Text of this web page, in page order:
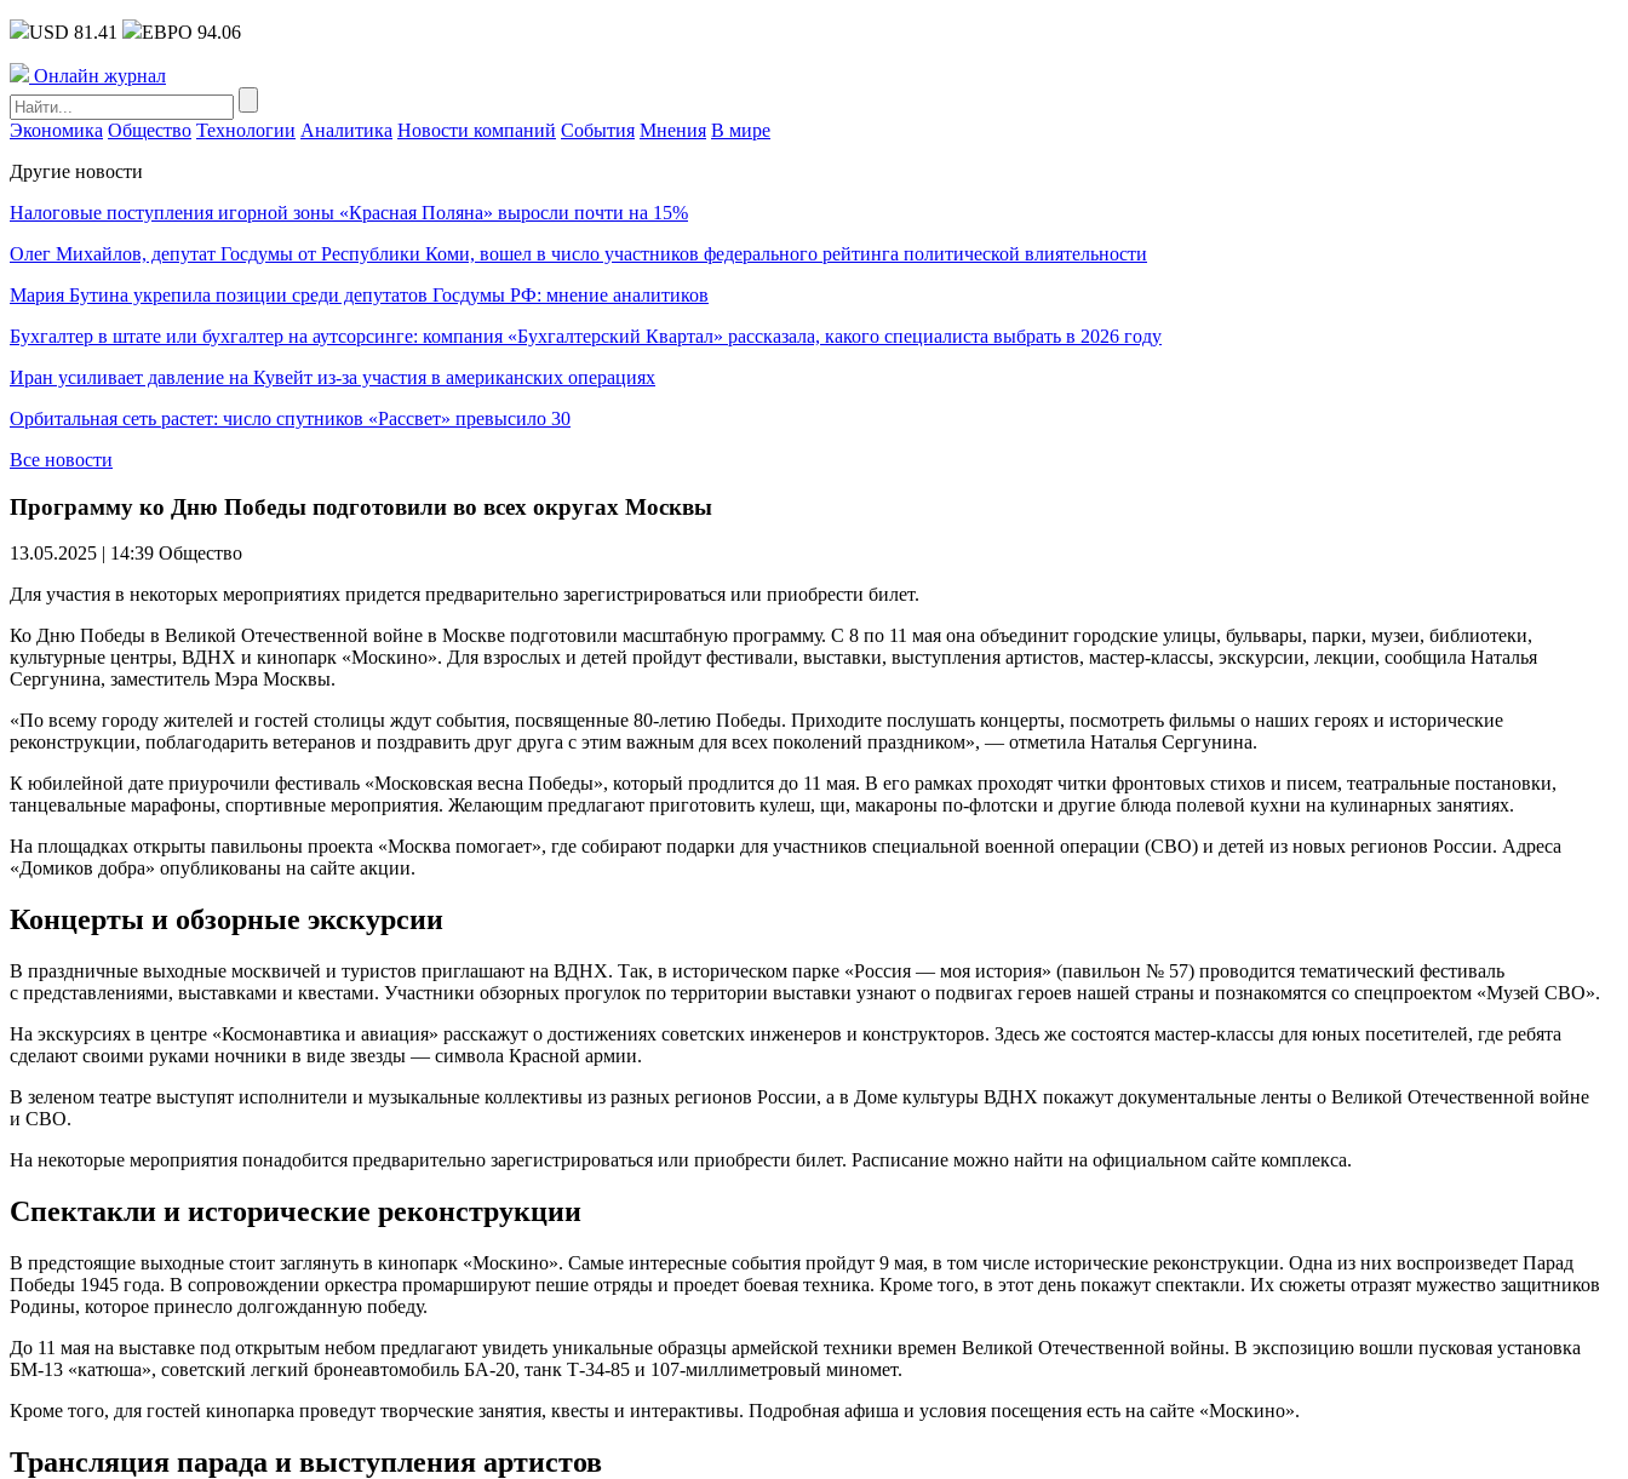
USD 81.41 ЕВРО 94.06
Онлайн журнал
Экономика Общество Технологии Аналитика Новости компаний События Мнения В мире
Другие новости
Налоговые поступления игорной зоны «Красная Поляна» выросли почти на 15%
Олег Михайлов, депутат Госдумы от Республики Коми, вошел в число участников федерального рейтинга политической влиятельности
Мария Бутина укрепила позиции среди депутатов Госдумы РФ: мнение аналитиков
Бухгалтер в штате или бухгалтер на аутсорсинге: компания «Бухгалтерский Квартал» рассказала, какого специалиста выбрать в 2026 году
Иран усиливает давление на Кувейт из-за участия в американских операциях
Орбитальная сеть растет: число спутников «Рассвет» превысило 30
Все новости
Программу ко Дню Победы подготовили во всех округах Москвы
13.05.2025 | 14:39 Общество
Для участия в некоторых мероприятиях придется предварительно зарегистрироваться или приобрести билет.
Ко Дню Победы в Великой Отечественной войне в Москве подготовили масштабную программу. С 8 по 11 мая она объединит городские улицы, бульвары, парки, музеи, библиотеки,
культурные центры, ВДНХ и кинопарк «Москино». Для взрослых и детей пройдут фестивали, выставки, выступления артистов, мастер-классы, экскурсии, лекции, сообщила Наталья
Сергунина, заместитель Мэра Москвы.
«По всему городу жителей и гостей столицы ждут события, посвященные 80-летию Победы. Приходите послушать концерты, посмотреть фильмы о наших героях и исторические
реконструкции, поблагодарить ветеранов и поздравить друг друга с этим важным для всех поколений праздником», — отметила Наталья Сергунина.
К юбилейной дате приурочили фестиваль «Московская весна Победы», который продлится до 11 мая. В его рамках проходят читки фронтовых стихов и писем, театральные постановки,
танцевальные марафоны, спортивные мероприятия. Желающим предлагают приготовить кулеш, щи, макароны по-флотски и другие блюда полевой кухни на кулинарных занятиях.
На площадках открыты павильоны проекта «Москва помогает», где собирают подарки для участников специальной военной операции (СВО) и детей из новых регионов России. Адреса
«Домиков добра» опубликованы на сайте акции.
Концерты и обзорные экскурсии
В праздничные выходные москвичей и туристов приглашают на ВДНХ. Так, в историческом парке «Россия — моя история» (павильон № 57) проводится тематический фестиваль
с представлениями, выставками и квестами. Участники обзорных прогулок по территории выставки узнают о подвигах героев нашей страны и познакомятся со спецпроектом «Музей СВО».
На экскурсиях в центре «Космонавтика и авиация» расскажут о достижениях советских инженеров и конструкторов. Здесь же состоятся мастер-классы для юных посетителей, где ребята
сделают своими руками ночники в виде звезды — символа Красной армии.
В зеленом театре выступят исполнители и музыкальные коллективы из разных регионов России, а в Доме культуры ВДНХ покажут документальные ленты о Великой Отечественной войне
и СВО.
На некоторые мероприятия понадобится предварительно зарегистрироваться или приобрести билет. Расписание можно найти на официальном сайте комплекса.
Спектакли и исторические реконструкции
В предстоящие выходные стоит заглянуть в кинопарк «Москино». Самые интересные события пройдут 9 мая, в том числе исторические реконструкции. Одна из них воспроизведет Парад
Победы 1945 года. В сопровождении оркестра промаршируют пешие отряды и проедет боевая техника. Кроме того, в этот день покажут спектакли. Их сюжеты отразят мужество защитников
Родины, которое принесло долгожданную победу.
До 11 мая на выставке под открытым небом предлагают увидеть уникальные образцы армейской техники времен Великой Отечественной войны. В экспозицию вошли пусковая установка
БМ-13 «катюша», советский легкий бронеавтомобиль БА-20, танк Т-34-85 и 107-миллиметровый миномет.
Кроме того, для гостей кинопарка проведут творческие занятия, квесты и интерактивы. Подробная афиша и условия посещения есть на сайте «Москино».
Трансляция парада и выступления артистов